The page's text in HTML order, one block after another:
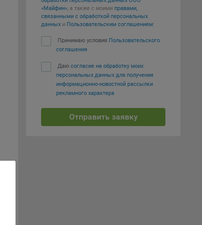
«Майфин», а также с моими правами,
связанными с обработкой персональных
данных и Пользовательским соглашением:
Принимаю условия Пользовательского
соглашения
Даю согласие на обработку моих
персональных данных для получения
информационно-новостной рассылки
рекламного характера
Отправить заявку